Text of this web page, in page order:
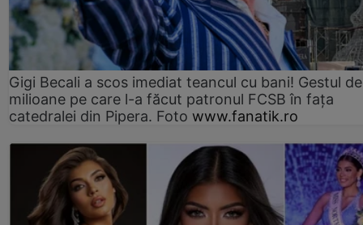
Gigi Becali a scos imediat teancul cu bani! Gestul de
milioane pe care l-a făcut patronul FCSB în fața
catedralei din Pipera. Foto www.fanatik.ro